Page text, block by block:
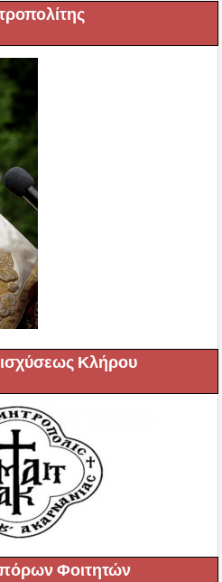
Κλήρου
Φοιτητών